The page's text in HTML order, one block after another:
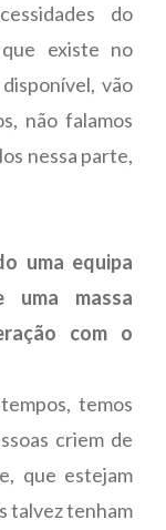
do
existe no
vão
não falamos
nessa parte,
uma equipa
uma massa
com o
temos
criem de
que estejam
talvez tenham